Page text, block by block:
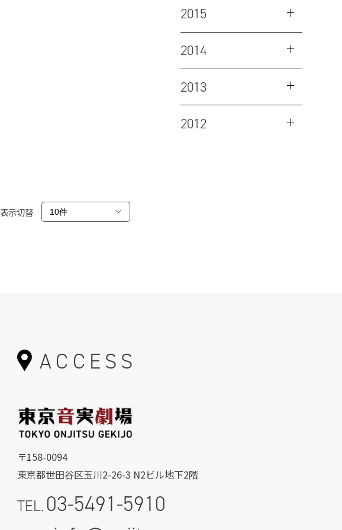
2015
2014
2013
2012
表示切替
ACCESS
〒158-0094
東京都世田谷区玉川2-26-3 N2ビル地下2階
TEL.03-5491-5910